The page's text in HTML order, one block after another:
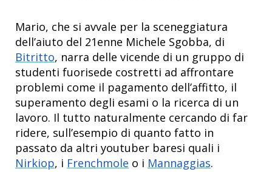
Mario, che si avvale per la sceneggiatura
dell’aiuto del 21enne Michele Sgobba, di
Bitritto, narra delle vicende di un gruppo di
studenti fuorisede costretti ad affrontare
problemi come il pagamento dell’affitto, il
superamento degli esami o la ricerca di un
lavoro. Il tutto naturalmente cercando di far
ridere, sull’esempio di quanto fatto in
passato da altri youtuber baresi quali i
Nirkiop, i Frenchmole o i Mannaggias.